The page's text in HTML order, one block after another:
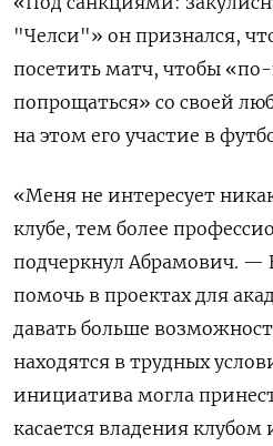
"Челси"» он признался,
посетить матч, чтобы
попрощаться» со своей
на этом его участие в
«Меня не интересует
клубе, тем более
подчеркнул Абрамович.
помочь в проектах для
давать больше
находятся в трудных
инициатива могла
касается владения клубом